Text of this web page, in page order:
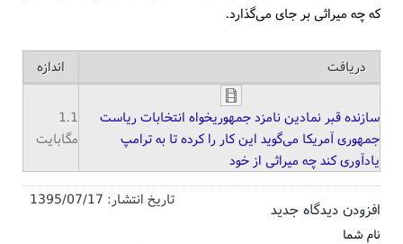
که چه میراثی بر جای می‌گذارد.
دریافت اندازه
سازنده قبر نمادین نامزد جمهوریخواه انتخابات ریاست
جمهوری آمریکا می‌گوید این کار را کرده تا به ترامپ
یادآوری کند چه میراثی از خود
1.1
مگابایت
تاریخ انتشار: 1395/07/17 افزودن دیدگاه جدید
نام شما